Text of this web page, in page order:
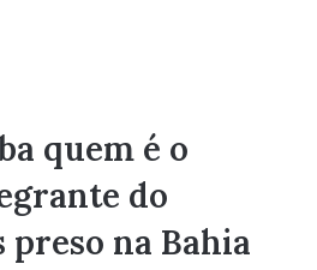
quem é o
do
na Bahia